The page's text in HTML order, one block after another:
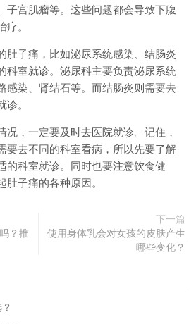
子宫肌瘤等。这些问题都会导致下腹
疗。
肚子痛，比如泌尿系统感染、结肠炎
科室就诊。泌尿科主要负责泌尿系统
感染、肾结石等。而结肠炎则需要去
诊。
况，一定要及时去医院就诊。记住，
要去不同的科室看病，所以先要了解
的科室就诊。同时也要注意饮食健
肚子痛的各种原因。
？推
下一篇
使用身体乳会对女孩的皮肤产生
哪些变化？